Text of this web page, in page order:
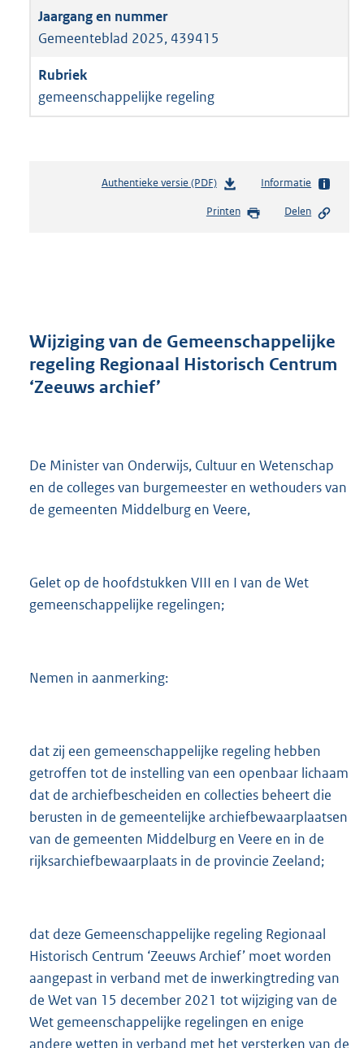
Gemeenteblad 2025, 439415
gemeenschappelijke regeling
Authentieke versie (PDF)b
s
r
o
4
9
K
Informatie
Printen Delen
Wijziging van de Gemeenschappelijke
regeling Regionaal Historisch Centrum
‘Zeeuws archief’
De Minister van Onderwijs, Cultuur en Wetenschap
en de colleges van burgemeester en wethouders van
de gemeenten Middelburg en Veere,
Gelet op de hoofdstukken VIII en I van de Wet
gemeenschappelijke regelingen;
Nemen in aanmerking:
dat zij een gemeenschappelijke regeling hebben
getroffen tot de instelling van een openbaar lichaam
dat de archiefbescheiden en collecties beheert die
berusten in de gemeentelijke archiefbewaarplaatsen
van de gemeenten Middelburg en Veere en in de
rijksarchiefbewaarplaats in de provincie Zeeland;
dat deze Gemeenschappelijke regeling Regionaal
Historisch Centrum ‘Zeeuws Archief’ moet worden
aangepast in verband met de inwerkingtreding van
de Wet van 15 december 2021 tot wijziging van de
Wet gemeenschappelijke regelingen en enige
andere wetten in verband met het versterken van de